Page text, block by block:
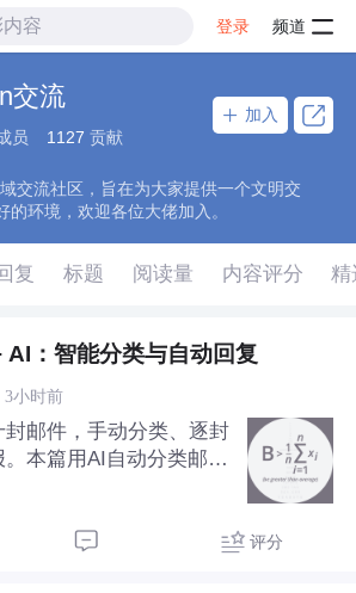
登录 频道
交流
员 1127 贡献
加入
交流社区，旨在为大家提供一个文明交
的环境，欢迎各位大佬加入。
复 标题 阅读量 内容评分 精
AI：智能分类与自动回复
3小时前
邮件，手动分类、逐封
本篇用AI自动分类邮件
即可跟练。传统做法靠人
评分